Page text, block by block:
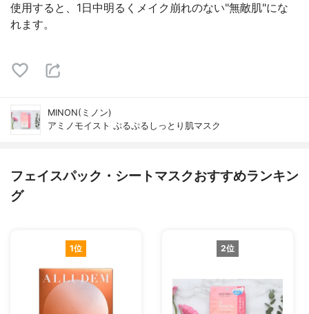
使用すると、1日中明るくメイク崩れのない"無敵肌"にな
れます。
MINON(ミノン)
アミノモイスト ぷるぷるしっとり肌マスク
フェイスパック・シートマスクおすすめランキン
グ
1位 2位